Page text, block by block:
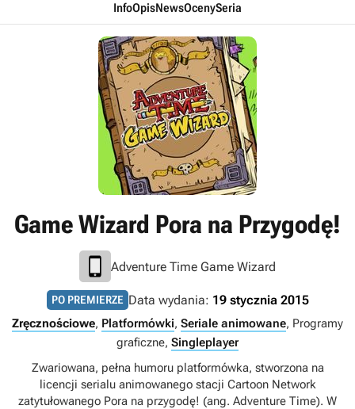
InfoOpisNewsOcenySeria
Game Wizard Pora na Przygodę!
Adventure Time Game Wizard
PO PREMIERZE Data wydania: 19 stycznia 2015
Zręcznościowe, Platformówki, Seriale animowane, Programy
graficzne, Singleplayer
Zwariowana, pełna humoru platformówka, stworzona na
licencji serialu animowanego stacji Cartoon Network
zatytułowanego Pora na przygodę! (ang. Adventure Time). W